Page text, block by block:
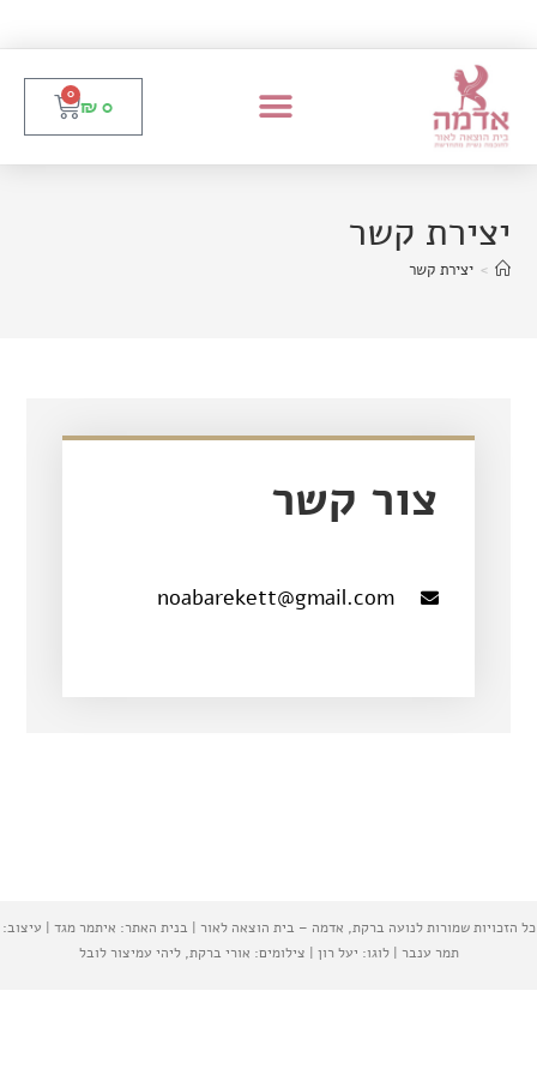
₪ 0
0
יצירת קשר
> יצירת קשר
צור קשר
noabarekett@gmail.com
כל הזכויות שמורות לנועה ברקת, אדמה – בית הוצאה לאור | בנית האתר: איתמר מגד | עיצוב:
תמר ענבר | לוגו: יעל רון | צילומים: אורי ברקת, ליהי עמיצור לובל